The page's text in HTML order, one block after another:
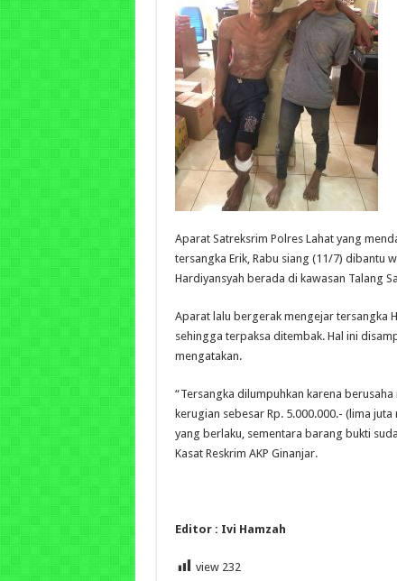
Aparat Satreksrim Polres Lahat yang
tersangka Erik, Rabu siang (11/7) dibantu
Hardiyansyah berada di kawasan Talang
Aparat lalu bergerak mengejar tersangka
sehingga terpaksa ditembak. Hal ini
mengatakan.
“Tersangka dilumpuhkan karena
kerugian sebesar Rp. 5.000.000.- (lima
yang berlaku, sementara barang bukti
Kasat Reskrim AKP Ginanjar.
Editor : Ivi Hamzah
view 232